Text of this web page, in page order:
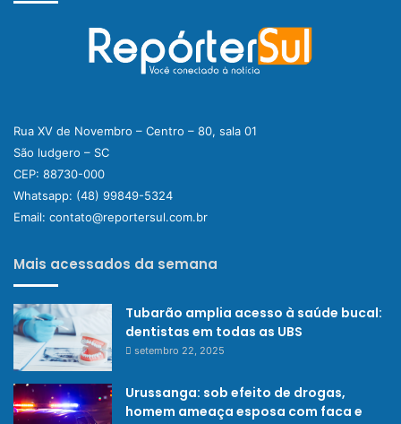
Rua XV de Novembro – Centro – 80, sala 01
São ludgero – SC
CEP: 88730-000
Whatsapp: (48) 99849-5324
Email: contato@reportersul.com.br
Mais acessados da semana
Tubarão amplia acesso à saúde bucal:
dentistas em todas as UBS
setembro 22, 2025
Urussanga: sob efeito de drogas,
homem ameaça esposa com faca e